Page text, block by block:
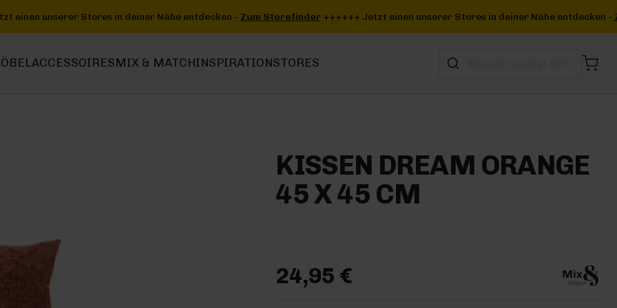
-Zum Storefinder++++++ Jetzt einen unserer Stores in deiner Nähe entdecken -Zum Storefinder+++
ACCESSOIRESMIX & MATCHINSPIRATIONSTORES
KISSEN DREAM ORANGE
45 X 45 CM
24,95 €